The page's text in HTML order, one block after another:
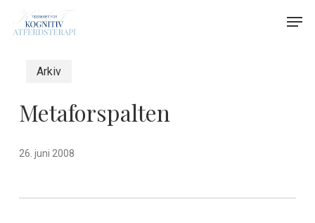
Arkiv
Metaforspalten
26. juni 2008